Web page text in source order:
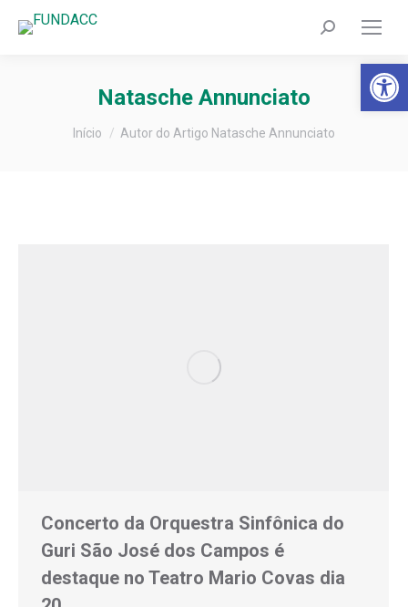
Barra de
Search:
Natasche Annunciato
Você está aqui:
Início Autor do Artigo Natasche Annunciato
Concerto da Orquestra Sinfônica do
Guri São José dos Campos é
destaque no Teatro Mario Covas dia